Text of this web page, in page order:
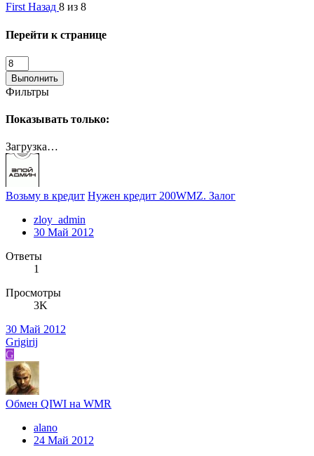
First Назад 8 из 8
Перейти к странице
Выполнить
Фильтры
Показывать только:
Загрузка…
Возьму в кредит Нужен кредит 200WMZ. Залог
zloy_admin
30 Май 2012
Ответы
1
Просмотры
3K
30 Май 2012
Grigirij
G
Обмен QIWI на WMR
alano
24 Май 2012